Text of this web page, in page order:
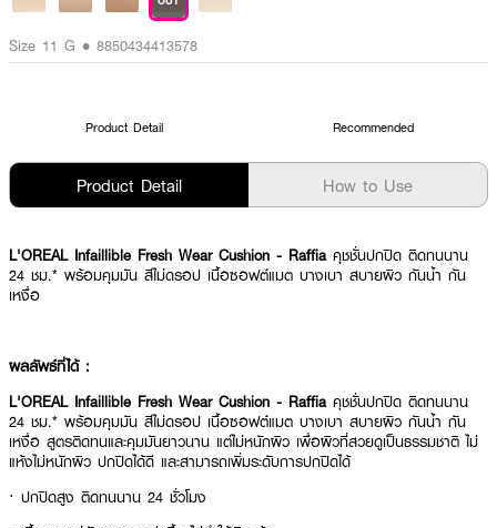
Size 11 G • 8850434413578
Product Detail Recommended
Product Detail How to Use
L'OREAL Infaillible Fresh Wear Cushion - Raffia คุชชั่นปกปิด ติดทนนาน
24 ชม.* พร้อมคุมมัน สีไม่ดรอป เนื้อซอฟต์แมต บางเบา สบายผิว กันน้ำ กัน
เหงื่อ
ผลลัพธ์ที่ได้ :
L'OREAL Infaillible Fresh Wear Cushion - Raffia คุชชั่นปกปิด ติดทนนาน
24 ชม.* พร้อมคุมมัน สีไม่ดรอป เนื้อซอฟต์แมต บางเบา สบายผิว กันน้ำ กัน
เหงื่อ สูตรติดทนและคุมมันยาวนาน แต่ไม่หนักผิว เพื่อผิวที่สวยดูเป็นธรรมชาติ ไม่
แห้งไม่หนักผิว ปกปิดได้ดี และสามารถเพิ่มระดับการปกปิดได้
· ปกปิดสูง ติดทนนาน 24 ชั่วโมง